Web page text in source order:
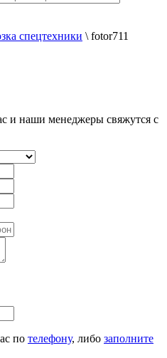
спецтехники \ fotor711
и наши менеджеры свяжутся с
по телефону, либо заполните